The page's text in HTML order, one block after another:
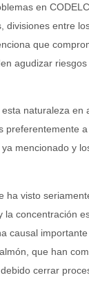
en
divisiones entre
que
agudizar
naturaleza en
preferentemente
mencionado y
ha visto
la concentración
causal
que han
cerrar